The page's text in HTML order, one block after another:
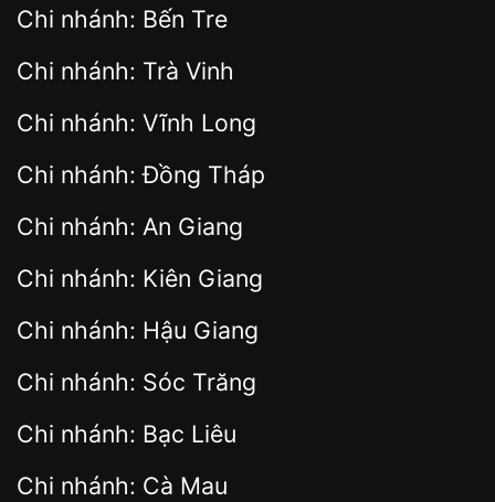
Chi nhánh: Bến Tre
Chi nhánh: Trà Vinh
Chi nhánh: Vĩnh Long
Chi nhánh: Đồng Tháp
Chi nhánh: An Giang
Chi nhánh: Kiên Giang
Chi nhánh: Hậu Giang
Chi nhánh: Sóc Trăng
Chi nhánh: Bạc Liêu
Chi nhánh: Cà Mau